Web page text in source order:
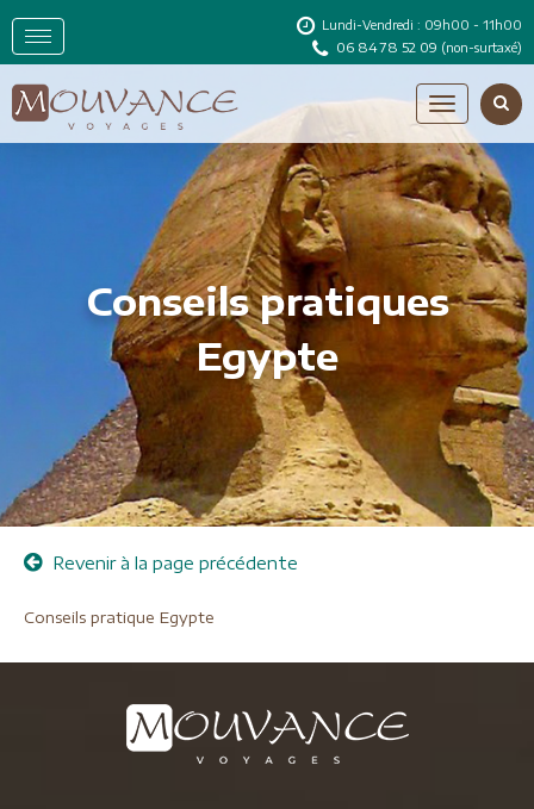
Lundi-Vendredi : 09h00 - 11h00
06 84 78 52 09 (non-surtaxé)
Conseils pratiques
Egypte
Revenir à la page précédente
Conseils pratique Egypte